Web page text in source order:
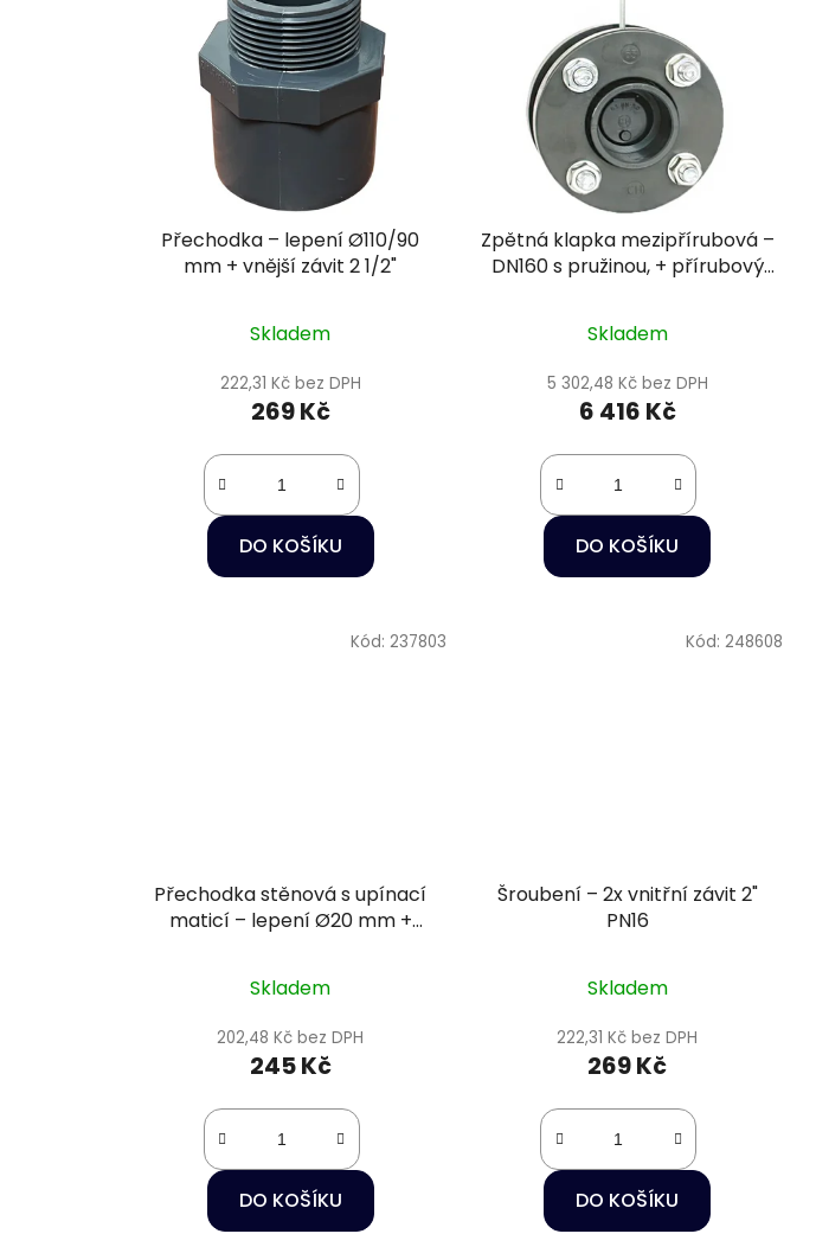
Přechodka – lepení Ø110/90
mm + vnější závit 2 1/2"
Skladem
222,31 Kč bez DPH
269 Kč
DO KOŠÍKU
Zpětná klapka mezipřírubová –
DN160 s pružinou, + přírubový
Skladem
5 302,48 Kč bez DPH
6 416 Kč
DO KOŠÍKU
Přechodka stěnová s upínací
maticí – lepení Ø20 mm +
Skladem
202,48 Kč bez DPH
245 Kč
DO KOŠÍKU
Kód: 237803
Šroubení – 2x vnitřní závit 2"
PN16
Skladem
222,31 Kč bez DPH
269 Kč
DO KOŠÍKU
Kód: 248608